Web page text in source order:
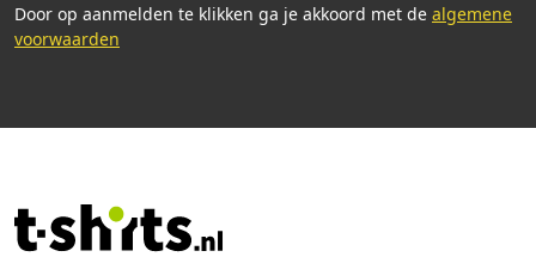
Door op aanmelden te klikken ga je akkoord met de algemene
voorwaarden